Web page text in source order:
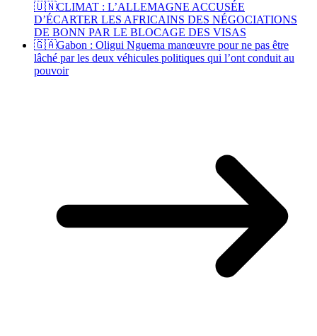
🇺🇳CLIMAT : L’ALLEMAGNE ACCUSÉE
D’ÉCARTER LES AFRICAINS DES NÉGOCIATIONS
DE BONN PAR LE BLOCAGE DES VISAS
🇬🇦Gabon : Oligui Nguema manœuvre pour ne pas être
lâché par les deux véhicules politiques qui l’ont conduit au
pouvoir